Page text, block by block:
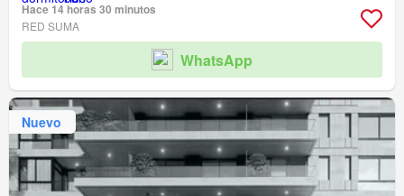
Hace 14 horas 30 minutos
RED SUMA
WhatsApp
Nuevo